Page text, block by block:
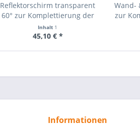
Reflektorschirm transparent
60° zur Komplettierung der
HHL Optik
Inhalt 1
45,10 € *
Wand-
zur
Informationen